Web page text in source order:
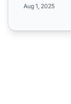
Aug 1, 2025